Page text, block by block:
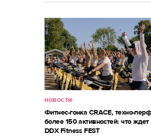
НОВОСТИ
Фитнес-гонка CRACE, техно-
более 150 активностей: что ждет
DDX Fitness FEST